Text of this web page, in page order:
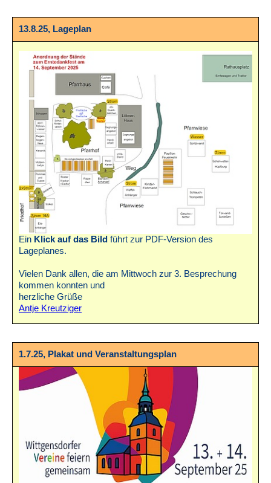
13.8.25, Lageplan
Ein Klick auf das Bild führt zur PDF-Version des
Lageplanes.
Vielen Dank allen, die am Mittwoch zur 3. Besprechung
kommen konnten und
herzliche Grüße
Antje Kreutziger
1.7.25, Plakat und Veranstaltungsplan